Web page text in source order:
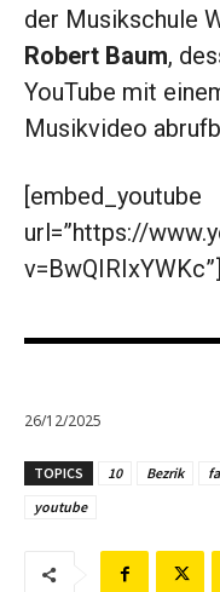
der Musikschule
Robert Baum,
YouTube mit
Musikvideo
[embed_youtube
url=”https://
v=BwQIRIxYWKc”]
26/12/2025
TOPICS 10 Bezrik
youtube